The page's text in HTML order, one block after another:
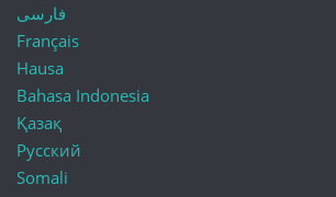
فارسی
Français
Hausa
Bahasa Indonesia
Қазақ
Русский
Somali